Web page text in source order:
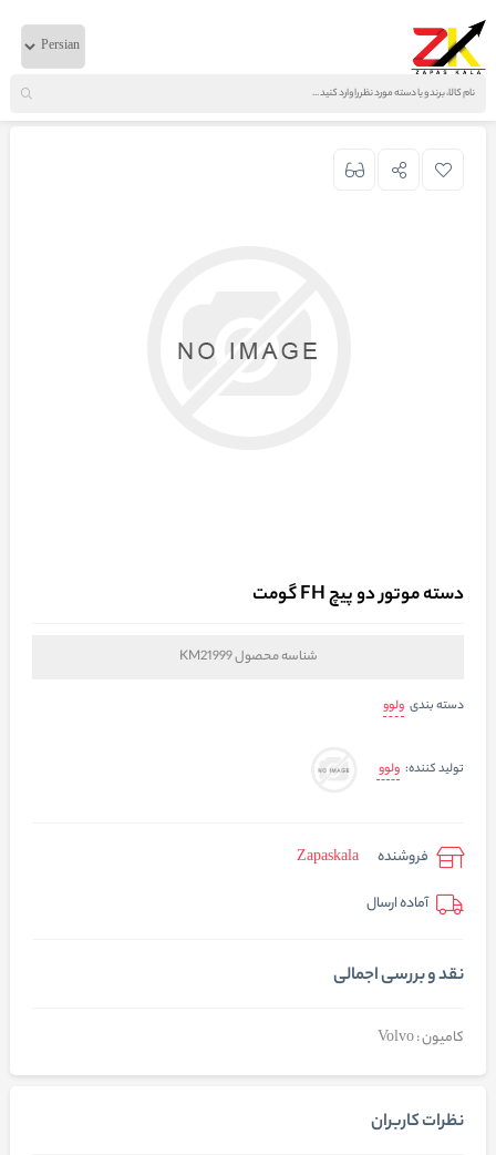
خانه لوازم موتوری ولوو
دسته موتور دو پیچ FH گومت
شناسه محصولKM21999
دسته بندی ولوو
تولید کننده: ولوو
فروشنده
Zapaskala
آماده ارسال
نقد و بررسی اجمالی
کامیون : Volvo
نظرات کاربران